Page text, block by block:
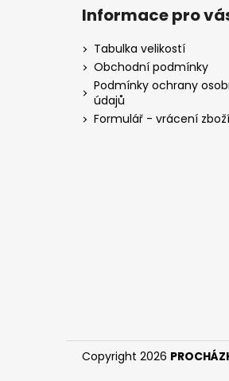
Informace pro
Tabulka velikostí
Obchodní podmínky
Podmínky ochrany
údajů
Formulář - vrácení zboží
Copyright 2026